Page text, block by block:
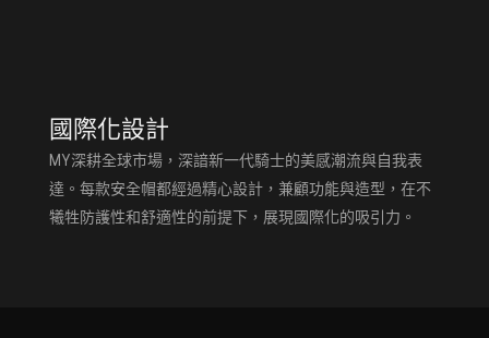
國際化設計
MY深耕全球市場，深諳新一代騎士的美感潮流與自我表
達。每款安全帽都經過精心設計，兼顧功能與造型，在不
犧牲防護性和舒適性的前提下，展現國際化的吸引力。